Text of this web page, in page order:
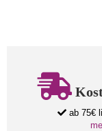
ab 75€